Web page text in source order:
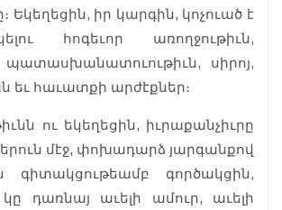
Եկեղեցին, իր կարգին, կոչուած է
հոգեւոր առողջութիւն,
սիրոյ,
եւ հաւատքի արժէքներ։
ու եկեղեցին, իւրաքանչիւրը
մէջ, փոխադարձ յարգանքով
գիտակցութեամբ գործակցին,
կը դառնայ աւելի ամուր, աւելի